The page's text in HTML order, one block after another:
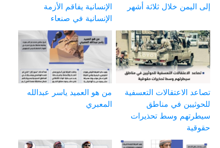
إلى اليمن خلال ثلاثة أشهر
الإنسانية يفاقم الأزمة
الإنسانية في صنعاء
تصاعد الاعتقالات التعسفية
للحوثيين في مناطق
سيطرتهم وسط تحذيرات
حقوقية
من هو العميد ياسر عبدالله
المعبري